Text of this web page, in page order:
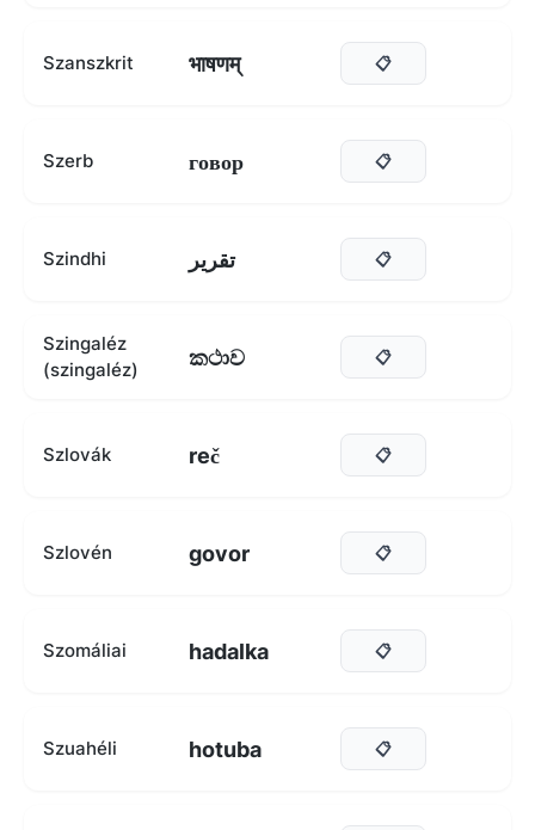
Szanszkrit भाषणम्‌ 📋
Szerb говор 📋
Szindhi تقرير 📋
Szingaléz
(szingaléz)
කථාව 📋
Szlovák reč 📋
Szlovén govor 📋
Szomáliai hadalka 📋
Szuahéli hotuba 📋